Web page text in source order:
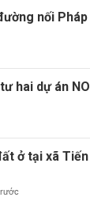
nối
hai dự án
ở tại xã